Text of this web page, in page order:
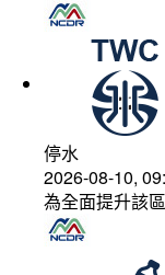
停水
2026-08-10,
為全面提升該